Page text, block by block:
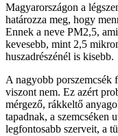
Magyarországon a
határozza meg, hogy
Ennek a neve PM2,5,
kevesebb, mint 2,5
huszadrészénél is kisebb.
A nagyobb porszemcsék
viszont nem. Ez azért
mérgező, rákkeltő
tapadnak, a szemcséken
legfontosabb szerveit, a